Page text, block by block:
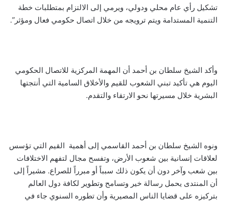
تشكيل رأي عام محلي ودولي، ويرمي إلى الالتزام بمتطلبات خطة
التنمية المستدامة ويتم ترويجه من خلال اتصال حكومي فعال ومؤثر”.
وأكد الشيخ سلطان بن أحمد أن المهمة المركزية للاتصال الحكومي
اليوم هي تأكيد تبني الشعوب للقيم والأخلاق السامية التي أنتجتها
البشرية خلال مسيرتها نحو الارتقاء والتقدم.
ونوه الشيخ سلطان بن أحمد القاسمي إلى أهمية القيم التي تؤسس
لعلاقات إنسانية بين شعوب الأرض، وتفسح مجال لتفهم الاختلافات
بين شعب وآخر دون أن يكون ذلك سبباً أو مبرراً للصراع. مشيراً إلى
أن المنتدى يحمل رسالة خير وتسامح وتطوير لكافة دول العالم
بتركيزه على قضايا الناس المصيرية وأن تطوره السنوي جاء في